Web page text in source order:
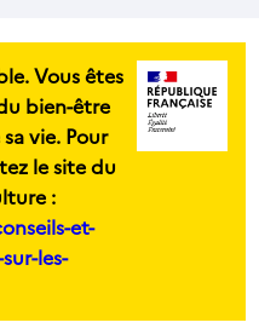
Vous êtes
bien-être
vie. Pour
le site du
:
et-
les-